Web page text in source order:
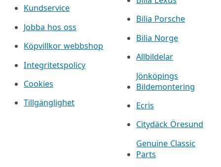
Kundservice
Jobba hos oss
Köpvillkor webbshop
Integritetspolicy
Cookies
Tillgänglighet
Bilia Porsche
Bilia Norge
Allbildelar
Jönköpings
Bildemontering
Ecris
Citydäck Öresund
Genuine Classic
Parts